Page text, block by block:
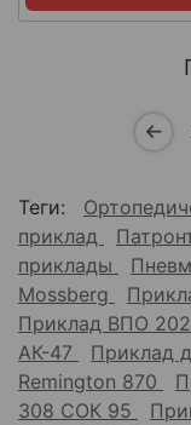
Теги:
приклад
приклады
Mossberg
Приклад ВПО 202
АК-47
Приклад
Remington 870
308 СОК 95